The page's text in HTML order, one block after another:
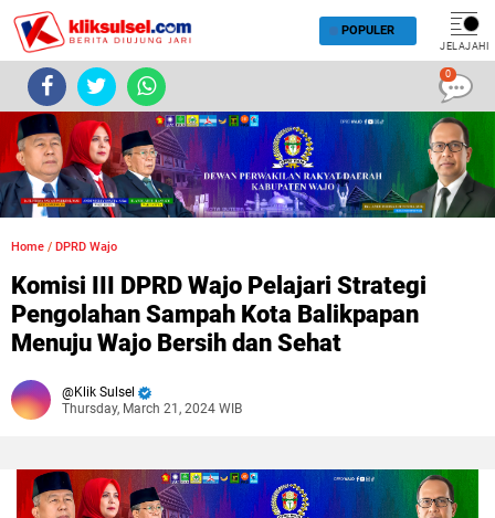
POPULER
JELAJAHI
Home / DPRD Wajo
Komisi III DPRD Wajo Pelajari Strategi
Pengolahan Sampah Kota Balikpapan
Menuju Wajo Bersih dan Sehat
Klik Sulsel
Thursday, March 21, 2024 WIB
0